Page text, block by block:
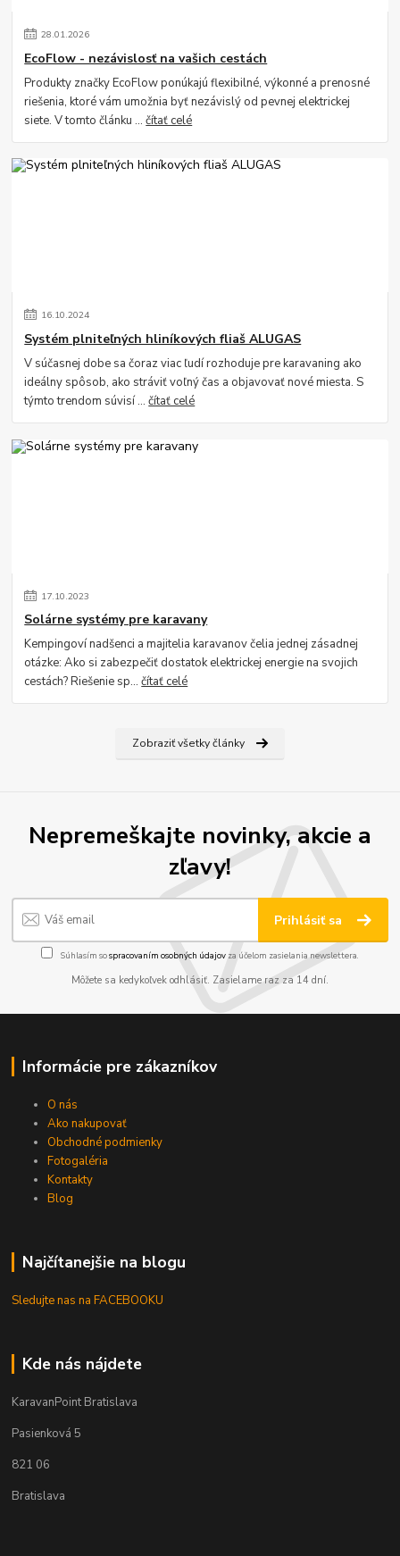
28.01.2026
EcoFlow - nezávislosť na vašich cestách
Produkty značky EcoFlow ponúkajú flexibilné, výkonné a prenosné
riešenia, ktoré vám umožnia byť nezávislý od pevnej elektrickej
siete. V tomto článku ...čítať celé
16.10.2024
Systém plniteľných hliníkových fliaš ALUGAS
V súčasnej dobe sa čoraz viac ľudí rozhoduje pre karavaning ako
ideálny spôsob, ako stráviť voľný čas a objavovať nové miesta. S
týmto trendom súvisí ...čítať celé
17.10.2023
Solárne systémy pre karavany
Kempingoví nadšenci a majitelia karavanov čelia jednej zásadnej
otázke: Ako si zabezpečiť dostatok elektrickej energie na svojich
cestách? Riešenie sp...čítať celé
Zobraziť všetky články
Nepremeškajte novinky, akcie a
zľavy!
Prihlásiť sa
Súhlasím sospracovaním osobných údajov za účelom zasielania newslettera.
Môžete sa kedykoľvek odhlásiť. Zasielame raz za 14 dní.
Informácie pre zákazníkov
O nás
Ako nakupovať
Obchodné podmienky
Fotogaléria
Kontakty
Blog
Najčítanejšie na blogu
Sledujte nas na FACEBOOKU
Kde nás nájdete
KaravanPoint Bratislava
Pasienková 5
821 06
Bratislava